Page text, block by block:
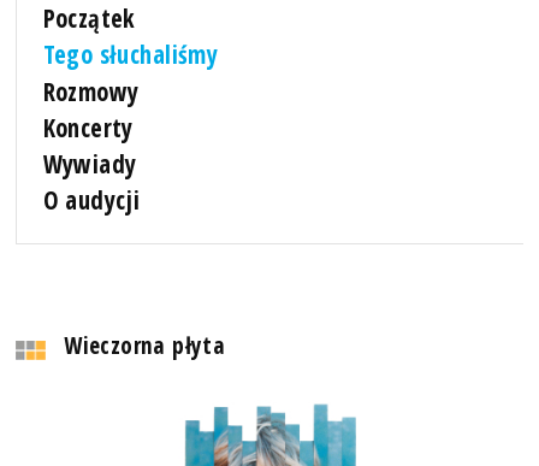
Początek
Tego słuchaliśmy
Rozmowy
Koncerty
Wywiady
O audycji
Wieczorna płyta